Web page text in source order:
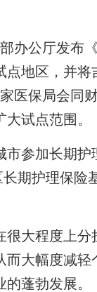
公厅发布
点地区，并
医保局会同
试点范围。
参加长期护
期护理保险
大程度上分
大幅度减
蓬勃发展。